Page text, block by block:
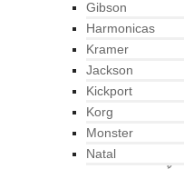
Gibson
Harmonicas
Kramer
Jackson
Kickport
Korg
Monster
Natal